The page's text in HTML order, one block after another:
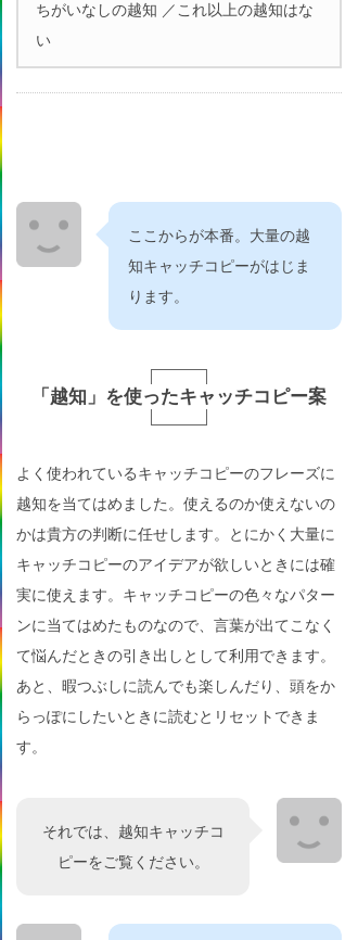
ちがいなしの越知 ／これ以上の越知はな
い
ここからが本番。大量の越
知キャッチコピーがはじま
ります。
「越知」を使ったキャッチコピー案
よく使われているキャッチコピーのフレーズに
越知を当てはめました。使えるのか使えないの
かは貴方の判断に任せします。とにかく大量に
キャッチコピーのアイデアが欲しいときには確
実に使えます。キャッチコピーの色々なパター
ンに当てはめたものなので、言葉が出てこなく
て悩んだときの引き出しとして利用できます。
あと、暇つぶしに読んでも楽しんだり、頭をか
らっぽにしたいときに読むとリセットできま
す。
それでは、越知キャッチコ
ピーをご覧ください。